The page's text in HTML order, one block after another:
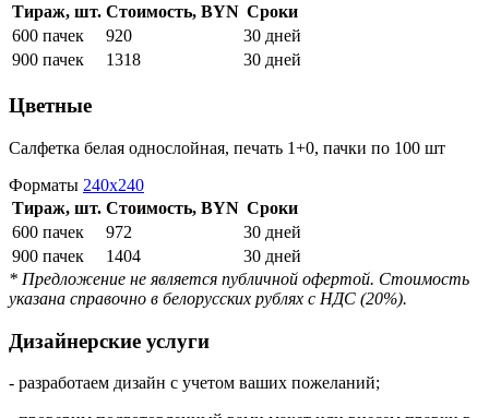
Тираж, шт. Стоимость, BYN Сроки
600 пачек
920
30 дней
900 пачек
1318 30 дней
Цветные
Салфетка белая однослойная, печать 1+0, пачки по 100 шт
Форматы 240х240
Тираж, шт. Стоимость, BYN Сроки
600 пачек
972
30 дней
900 пачек
1404
30 дней
* Предложение не является публичной офертой. Стоимость
указана справочно в белорусских рублях с НДС (20%).
Дизайнерские услуги
- разработаем дизайн с учетом ваших пожеланий;